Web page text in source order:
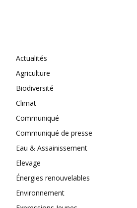
Actualités
Agriculture
Biodiversité
Climat
Communiqué
Communiqué de presse
Eau & Assainissement
Elevage
Énergies renouvelables
Environnement